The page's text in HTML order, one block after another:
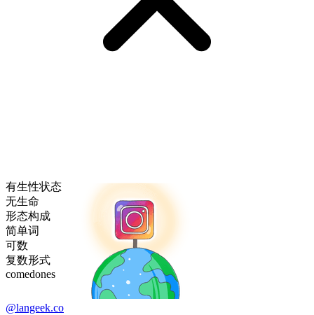
有生性状态
无生命
形态构成
简单词
可数
复数形式
comedones
@langeek.co